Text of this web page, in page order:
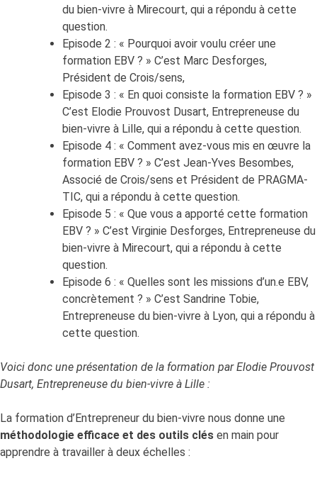
du bien-vivre à Mirecourt, qui a répondu à cette
question.
Episode 2 : « Pourquoi avoir voulu créer une
formation EBV ? » C’est Marc Desforges,
Président de Crois/sens,
Episode 3 : « En quoi consiste la formation EBV ? »
C’est Elodie Prouvost Dusart, Entrepreneuse du
bien-vivre à Lille, qui a répondu à cette question.
Episode 4 : « Comment avez-vous mis en œuvre la
formation EBV ? » C’est Jean-Yves Besombes,
Associé de Crois/sens et Président de PRAGMA-
TIC, qui a répondu à cette question.
Episode 5 : « Que vous a apporté cette formation
EBV ? » C’est Virginie Desforges, Entrepreneuse du
bien-vivre à Mirecourt, qui a répondu à cette
question.
Episode 6 : « Quelles sont les missions d’un.e EBV,
concrètement ? » C’est Sandrine Tobie,
Entrepreneuse du bien-vivre à Lyon, qui a répondu à
cette question.
Voici donc une présentation de la formation par Elodie Prouvost
Dusart, Entrepreneuse du bien-vivre à Lille :
La formation d’Entrepreneur du bien-vivre nous donne une
méthodologie efficace et des outils clés en main pour
apprendre à travailler à deux échelles :